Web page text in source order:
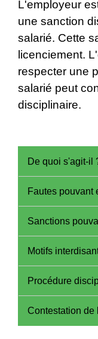
L'employeur
une sanction
salarié. Cette
licenciement.
respecter une
salarié peut
disciplinaire.
De quoi s'agit-il
Fautes pouvant
Sanctions
Motifs
Procédure
Contestation de